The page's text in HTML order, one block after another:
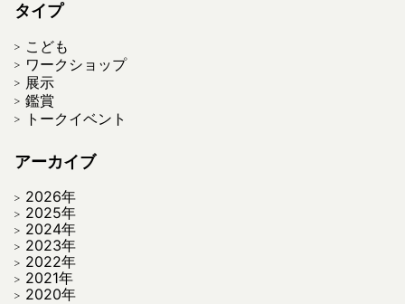
タイプ
こども
ワークショップ
展示
鑑賞
トークイベント
アーカイブ
2026年
2025年
2024年
2023年
2022年
2021年
2020年